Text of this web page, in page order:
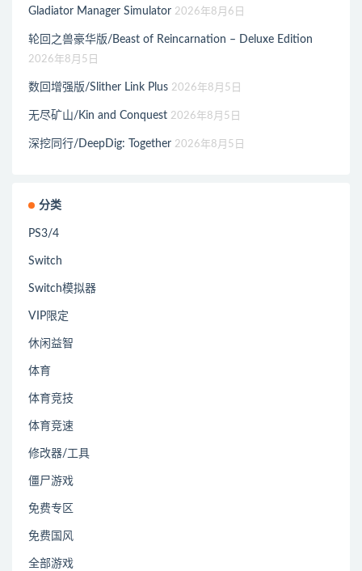
Gladiator Manager Simulator 2026年8月6日
轮回之兽豪华版/Beast of Reincarnation – Deluxe Edition
2026年8月5日
数回增强版/Slither Link Plus 2026年8月5日
无尽矿山/Kin and Conquest 2026年8月5日
深挖同行/DeepDig: Together 2026年8月5日
分类
PS3/4
Switch
Switch模拟器
VIP限定
休闲益智
体育
体育竞技
体育竞速
修改器/工具
僵尸游戏
免费专区
免费国风
全部游戏